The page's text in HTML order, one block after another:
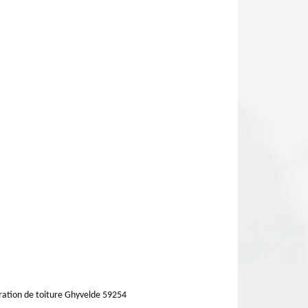
de toiture Ghyvelde 59254